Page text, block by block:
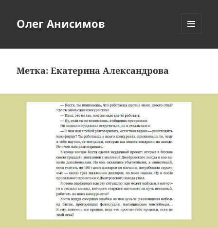
Олег Анисимов
Метка:Екатерина Александрова